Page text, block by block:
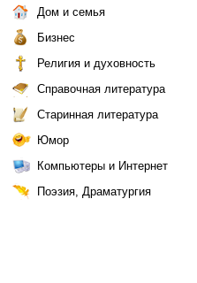
Дом и семья
Бизнес
Религия и духовность
Справочная литература
Старинная литература
Юмор
Компьютеры и Интернет
Поэзия, Драматургия